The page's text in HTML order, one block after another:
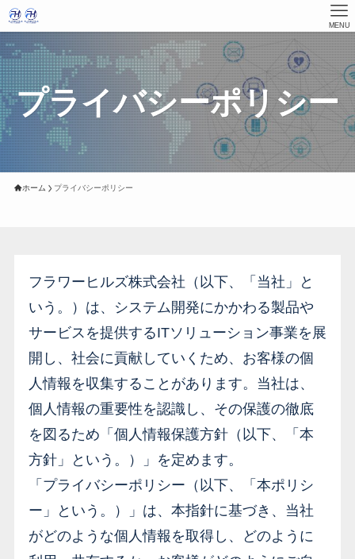
MENU
プライバシーポリシー
ホーム プライバシーポリシー
フラワーヒルズ株式会社（以下、「当社」と
いう。）は、システム開発にかかわる製品や
サービスを提供するITソリューション事業を展
開し、社会に貢献していくため、お客様の個
人情報を収集することがあります。当社は、
個人情報の重要性を認識し、その保護の徹底
を図るため「個人情報保護方針（以下、「本
方針」という。）」を定めます。
「プライバシーポリシー（以下、「本ポリシ
ー」という。）」は、本指針に基づき、当社
がどのような個人情報を取得し、どのように